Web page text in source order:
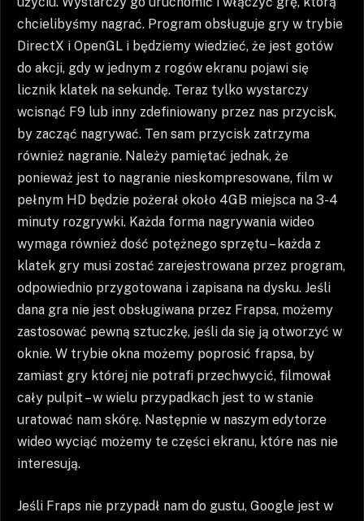
chcielibyśmy nagrać. Program obsługuje gry w trybie
DirectX i OpenGL i będziemy wiedzieć, że jest gotów
do akcji, gdy w jednym z rogów ekranu pojawi się
licznik klatek na sekundę. Teraz tylko wystarczy
wcisnąć F9 lub inny zdefiniowany przez nas przycisk,
by zacząć nagrywać. Ten sam przycisk zatrzyma
również nagranie. Należy pamiętać jednak, że
ponieważ jest to nagranie nieskompresowane, film w
pełnym HD będzie pożerał około 4GB miejsca na 3-4
minuty rozgrywki. Każda forma nagrywania wideo
wymaga również dość potężnego sprzętu – każda z
klatek gry musi zostać zarejestrowana przez program,
odpowiednio przygotowana i zapisana na dysku. Jeśli
dana gra nie jest obsługiwana przez Frapsa, możemy
zastosować pewną sztuczkę, jeśli da się ją otworzyć w
oknie. W trybie okna możemy poprosić frapsa, by
zamiast gry której nie potrafi przechwycić, filmował
cały pulpit – w wielu przypadkach jest to w stanie
uratować nam skórę. Następnie w naszym edytorze
wideo wyciąć możemy te części ekranu, które nas nie
interesują.
Jeśli Fraps nie przypadł nam do gustu, Google jest w